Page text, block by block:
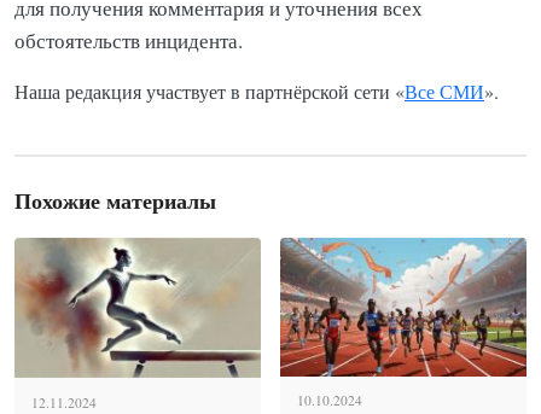
для получения комментария и уточнения всех
обстоятельств инцидента.
Наша редакция участвует в партнёрской сети «Все СМИ».
Похожие материалы
12.11.2024 10.10.2024